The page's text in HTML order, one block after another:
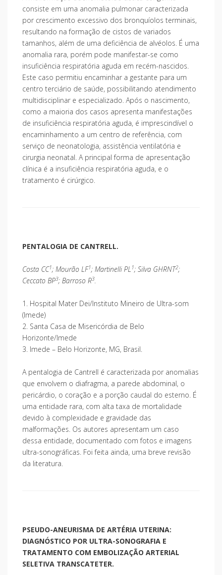
consiste em uma anomalia pulmonar caracterizada
por crescimento excessivo dos bronquíolos terminais,
resultando na formação de cistos de variados
tamanhos, além de uma deficiência de alvéolos. É uma
anomalia rara, porém pode manifestar-se como
insuficiência respiratória aguda em recém-nascidos.
Este caso permitiu encaminhar a gestante para um
centro terciário de saúde, possibilitando atendimento
multidisciplinar e especializado. Após o nascimento,
como a maioria dos casos apresenta manifestações
de insuficiência respiratória aguda, é imprescindível o
encaminhamento a um centro de referência, com
serviço de neonatologia, assistência ventilatória e
cirurgia neonatal. A principal forma de apresentação
clínica é a insuficiência respiratória aguda, e o
tratamento é cirúrgico.
PENTALOGIA DE CANTRELL.
Costa CC1; Mourão LF1; Martinelli PL1; Silva GHRNT2;
Ceccato BP3; Barroso R3.
1. Hospital Mater Dei/Instituto Mineiro de Ultra-som
(Imede)
2. Santa Casa de Misericórdia de Belo
Horizonte/Imede
3. Imede – Belo Horizonte, MG, Brasil.
A pentalogia de Cantrell é caracterizada por anomalias
que envolvem o diafragma, a parede abdominal, o
pericárdio, o coração e a porção caudal do esterno. É
uma entidade rara, com alta taxa de mortalidade
devido à complexidade e gravidade das
malformações. Os autores apresentam um caso
dessa entidade, documentado com fotos e imagens
ultra-sonográficas. Foi feita ainda, uma breve revisão
da literatura.
PSEUDO-ANEURISMA DE ARTÉRIA UTERINA:
DIAGNÓSTICO POR ULTRA-SONOGRAFIA E
TRATAMENTO COM EMBOLIZAÇÃO ARTERIAL
SELETIVA TRANSCATETER.